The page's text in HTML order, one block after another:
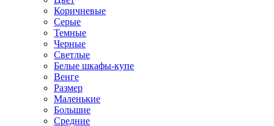
Коричневые
Серые
Темные
Черные
Светлые
Белые шкафы-купе
Венге
Размер
Маленькие
Большие
Средние